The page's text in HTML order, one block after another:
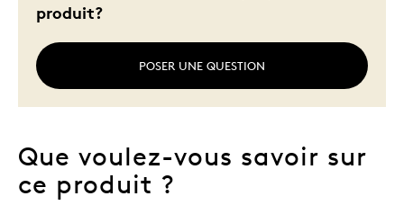
produit?
POSER UNE QUESTION
Que voulez-vous savoir sur
ce produit ?